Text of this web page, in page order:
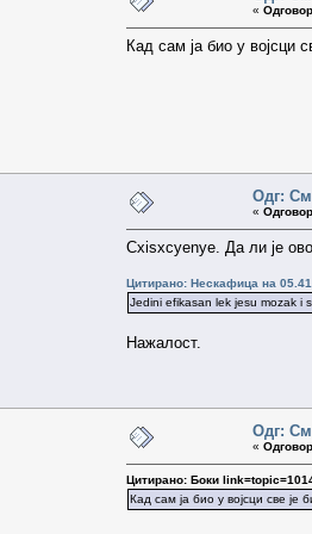
«
Кад сам ја био у војсци
Одг:
«
Cxisxcyenye. Да ли је
Цитирано: Нескафица на 05.41
Jedini efikasan lek jesu mozak i
Нажалост.
Одг:
«
Цитирано: Боки
Кад сам ја био у војсци све је